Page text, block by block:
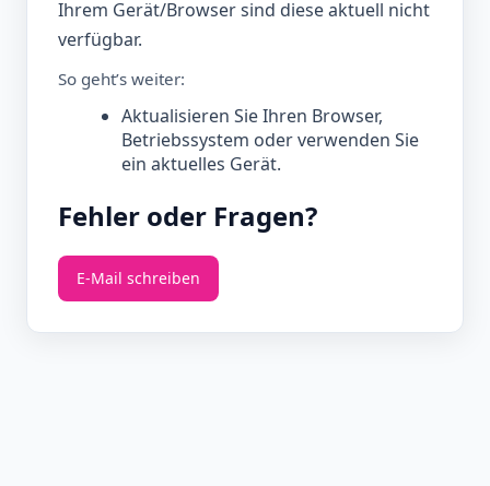
Ihrem Gerät/Browser sind diese aktuell nicht
verfügbar.
So geht’s weiter:
Aktualisieren Sie Ihren Browser,
Betriebssystem oder verwenden Sie
ein aktuelles Gerät.
Fehler oder Fragen?
E‑Mail schreiben